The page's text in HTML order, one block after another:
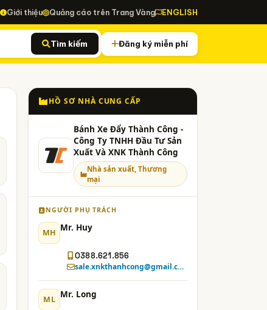
Giới thiệu Quảng cáo trên Trang Vàng ENGLISH
Tìm kiếm Đăng ký miễn phí
HỒ SƠ NHÀ CUNG CẤP
Bánh Xe Đẩy Thành Công -
Công Ty TNHH Đầu Tư Sản
Xuất Và XNK Thành Công
Nhà sản xuất, Thương
mại
NGƯỜI PHỤ TRÁCH
MH Mr. Huy
0388.621.856
sale.xnkthanhcong@gmail.com
ML Mr. Long